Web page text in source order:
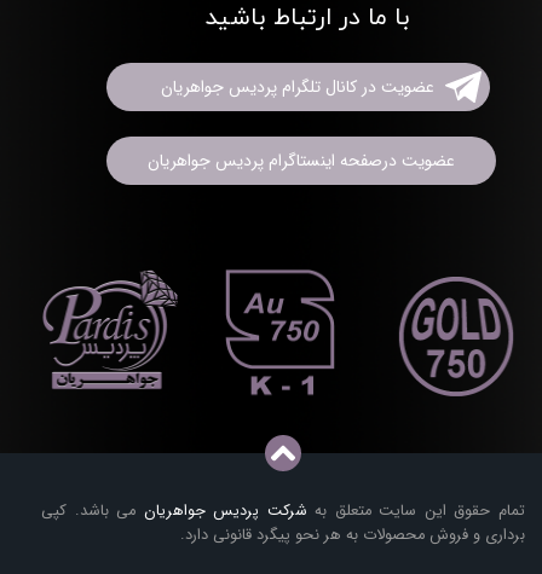
تمام حقوق این سایت متعلق به شرکت پردیس جواهریان می باشد. کپی
برداری و فروش محصولات به هر نحو پیگرد قانونی دارد.
با ما در ارتباط باشید
عضویت در کانال تلگرام پردیس جواهریان
عضویت درصفحه اینستاگرام پردیس جواهریان